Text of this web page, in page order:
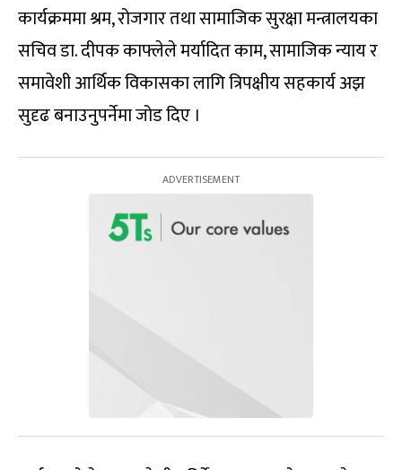
कार्यक्रममा श्रम, रोजगार तथा सामाजिक सुरक्षा मन्त्रालयका
सचिव डा. दीपक काफ्लेले मर्यादित काम, सामाजिक न्याय र
समावेशी आर्थिक विकासका लागि त्रिपक्षीय सहकार्य अझ
सुदृढ बनाउनुपर्नेमा जोड दिए ।